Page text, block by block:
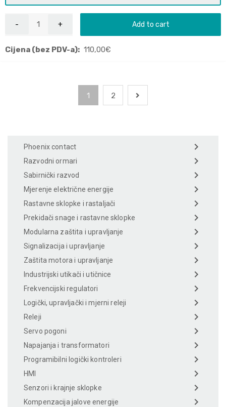
Add to cart
Cijena (bez PDV-a): 110,00€
1 2
Phoenix contact
Razvodni ormari
Sabirnički razvod
Mjerenje električne energije
Rastavne sklopke i rastaljači
Prekidači snage i rastavne sklopke
Modularna zaštita i upravljanje
Signalizacija i upravljanje
Zaštita motora i upravljanje
Industrijski utikači i utičnice
Frekvencijski regulatori
Logički, upravljački i mjerni releji
Releji
Servo pogoni
Napajanja i transformatori
Programibilni logički kontroleri
HMI
Senzori i krajnje sklopke
Kompenzacija jalove energije